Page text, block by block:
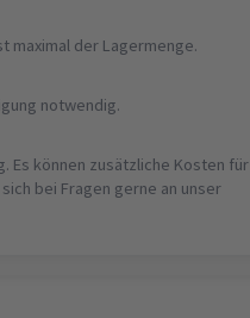
maximal der Lagermenge.
notwendig.
Es können zusätzliche Kosten für
bei Fragen gerne an unser